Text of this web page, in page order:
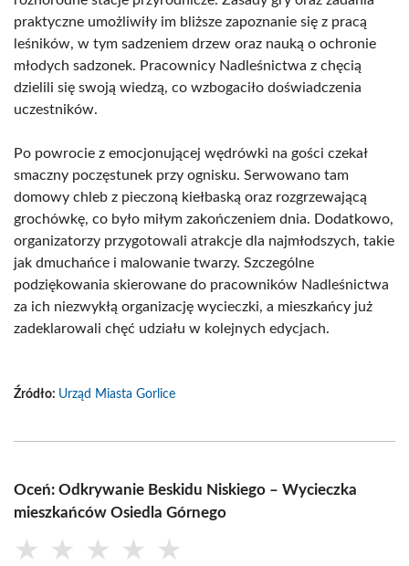
praktyczne umożliwiły im bliższe zapoznanie się z pracą
leśników, w tym sadzeniem drzew oraz nauką o ochronie
młodych sadzonek. Pracownicy Nadleśnictwa z chęcią
dzielili się swoją wiedzą, co wzbogaciło doświadczenia
uczestników.
Po powrocie z emocjonującej wędrówki na gości czekał
smaczny poczęstunek przy ognisku. Serwowano tam
domowy chleb z pieczoną kiełbaską oraz rozgrzewającą
grochówkę, co było miłym zakończeniem dnia. Dodatkowo,
organizatorzy przygotowali atrakcje dla najmłodszych, takie
jak dmuchańce i malowanie twarzy. Szczególne
podziękowania skierowane do pracowników Nadleśnictwa
za ich niezwykłą organizację wycieczki, a mieszkańcy już
zadeklarowali chęć udziału w kolejnych edycjach.
Źródło: Urząd Miasta Gorlice
Oceń: Odkrywanie Beskidu Niskiego – Wycieczka
mieszkańców Osiedla Górnego
★ ★ ★ ★ ★